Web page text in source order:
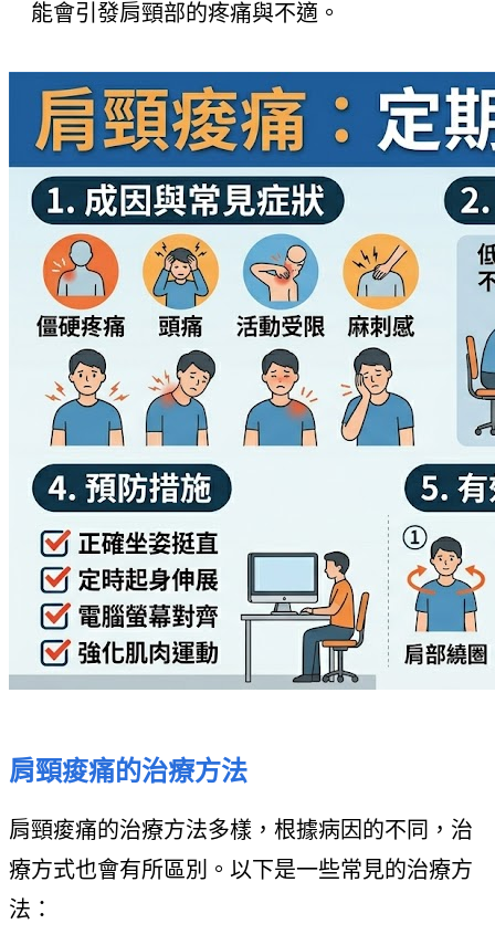
能會引發肩頸部的疼痛與不適。
肩頸痠痛的治療方法
肩頸痠痛的治療方法多樣，根據病因的不同，治
療方式也會有所區別。以下是一些常見的治療方
法：